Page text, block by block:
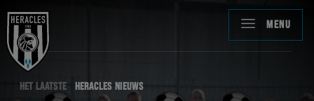
MENU
HET LAATSTE HERACLES NIEUWS